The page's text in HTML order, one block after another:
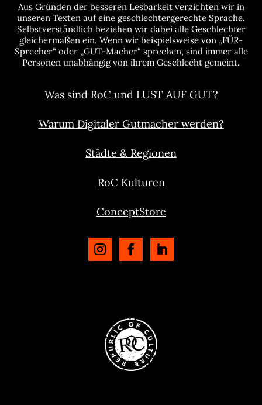
Aus Gründen der besseren Lesbarkeit verzichten wir in
unseren Texten auf eine geschlechtergerechte Sprache.
Selbstverständlich beziehen wir dabei alle Geschlechter
gleichermaßen ein. Wenn wir beispielsweise von „FÜR-
Sprecher“ oder „GUT-Macher“ sprechen, sind immer alle
Personen unabhängig von ihrem Geschlecht gemeint.
Was sind RoC und LUST AUF GUT?
Warum Digitaler Gutmacher werden?
Städte & Regionen
RoC Kulturen
ConceptStore